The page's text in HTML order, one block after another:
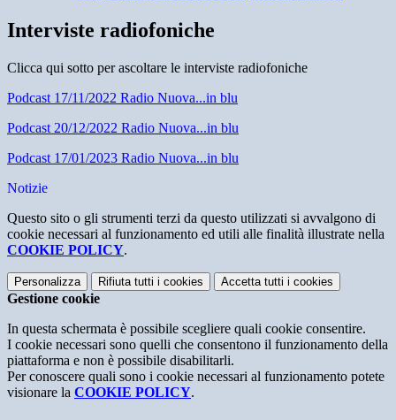
Interviste radiofoniche
Clicca qui sotto per ascoltare le interviste radiofoniche
Podcast 17/11/2022 Radio Nuova...in blu
Podcast 20/12/2022 Radio Nuova...in blu
Podcast 17/01/2023 Radio Nuova...in blu
Notizie
Questo sito o gli strumenti terzi da questo utilizzati si avvalgono di
cookie necessari al funzionamento ed utili alle finalità illustrate nella
COOKIE POLICY.
Personalizza Rifiuta tutti i cookies Accetta tutti i cookies
Gestione cookie
In questa schermata è possibile scegliere quali cookie consentire.
I cookie necessari sono quelli che consentono il funzionamento della
piattaforma e non è possibile disabilitarli.
Per conoscere quali sono i cookie necessari al funzionamento potete
visionare la COOKIE POLICY.